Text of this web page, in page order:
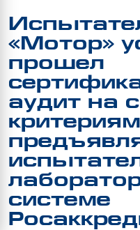
«Мотор»
прошел
аудит на
системе